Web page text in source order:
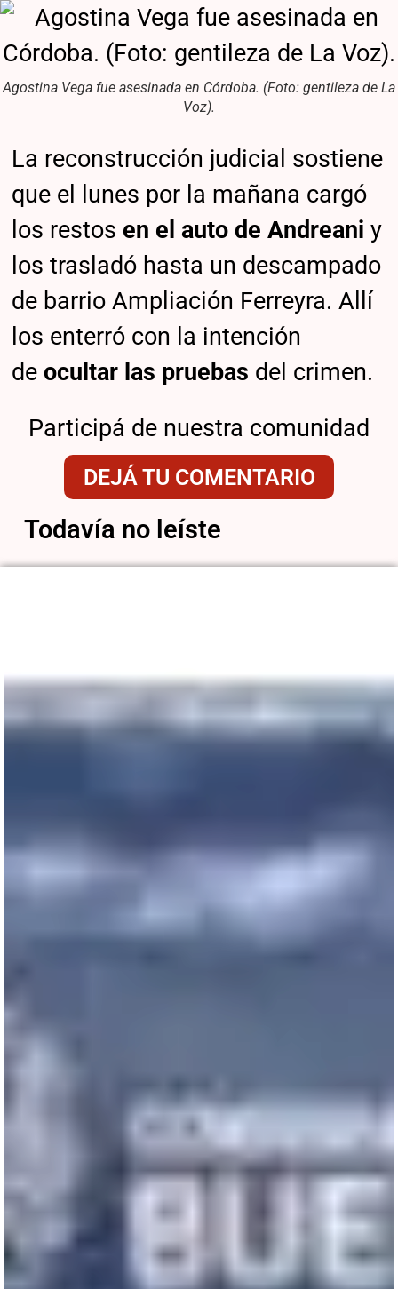
Agostina Vega fue asesinada en Córdoba. (Foto: gentileza de La
Voz).
La reconstrucción judicial sostiene
que el lunes por la mañana cargó
los restos en el auto de Andreaniy
los trasladó hasta un descampado
de barrio Ampliación Ferreyra. Allí
los enterró con la intención
deocultar las pruebas del crimen.
Participá de nuestra comunidad
DEJÁ TU COMENTARIO
Todavía no leíste